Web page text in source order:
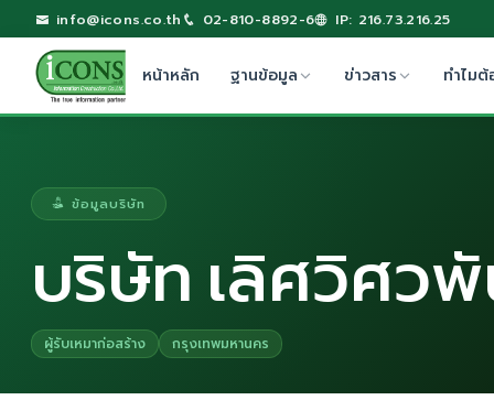
info@icons.co.th 02-810-8892-6 IP: 216.73.216.25
หน้าหลัก ฐานข้อมูล ข่าวสาร ทำไมต้
ข้อมูลบริษัท
บริษัท เลิศวิศว
ผู้รับเหมาก่อสร้าง กรุงเทพมหานคร